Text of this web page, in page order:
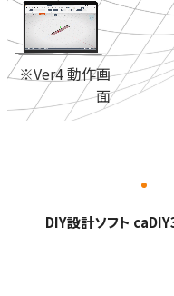
※Ver4 動作画
面
DIY設計ソフト